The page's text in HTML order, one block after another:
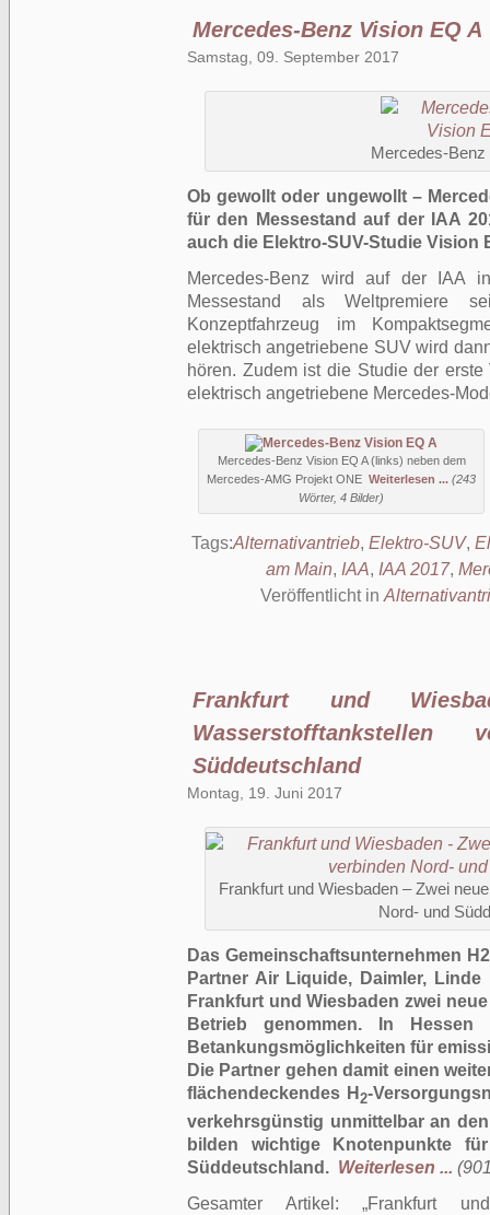
Mercedes-Benz Vision EQ A
Samstag, 09. September 2017
Mercedes-
Ob gewollt oder ungewollt –
für den Messestand auf der IAA
auch die Elektro-SUV-Studie Vision
Mercedes-Benz wird auf der IAA
Messestand als Weltpremiere
Konzeptfahrzeug im
elektrisch angetriebene SUV wird
hören. Zudem ist die Studie der
elektrisch angetriebene Mercedes-
Mercedes-Benz Vision EQ A (links) neben dem
Mercedes-AMG Projekt ONE Weiterlesen ... (243
Wörter, 4 Bilder)
Tags:Alternativantrieb, Elektro-SUV,
am Main, IAA, IAA 2017,
Veröffentlicht in
Frankfurt und
Süddeutschland
Montag, 19. Juni 2017
Frankfurt und Wiesbaden – Zwei
Nord- und
Das Gemeinschaftsunternehmen
Partner Air Liquide, Daimler,
Frankfurt und Wiesbaden zwei
Betrieb genommen. In
Betankungsmöglichkeiten für
Die Partner gehen damit einen
flächendeckendes H2-
verkehrsgünstig unmittelbar an
bilden wichtige Knotenpunkte
Süddeutschland. Weiterlesen ...
Gesamter Artikel: Frankfurt